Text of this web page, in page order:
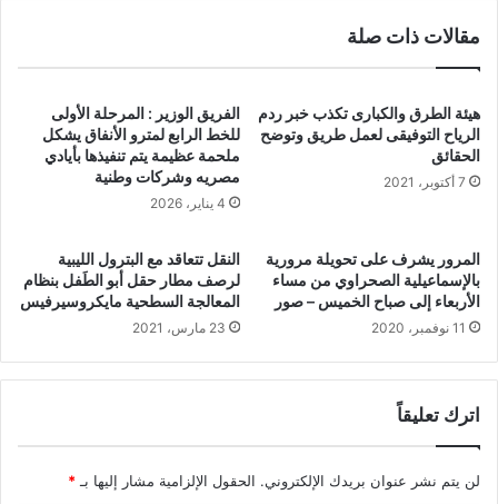
مقالات ذات صلة
هيئة الطرق والكبارى تكذب خبر ردم
الرياح التوفيقى لعمل طريق وتوضح
الحقائق
7 أكتوبر، 2021
الفريق الوزير : المرحلة الأولى
للخط الرابع لمترو الأنفاق يشكل
ملحمة عظيمة يتم تنفيذها بأيادي
مصريه وشركات وطنية
4 يناير، 2026
المرور يشرف على تحويلة مرورية
بالإسماعيلية الصحراوي من مساء
الأربعاء إلى صباح الخميس – صور
11 نوفمبر، 2020
النقل تتعاقد مع البترول الليبية
لرصف مطار حقل أبو الطَفل بنظام
المعالجة السطحية مايكروسيرفيس
23 مارس، 2021
اترك تعليقاً
لن يتم نشر عنوان بريدك الإلكتروني. الحقول الإلزامية مشار إليها بـ *